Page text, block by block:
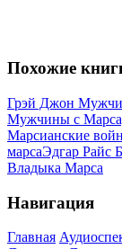
Похожие
Грэй Джон
Мужчины с
Марсианские
марсаЭдгар Райс
Владыка Марса
Навигация
Главная